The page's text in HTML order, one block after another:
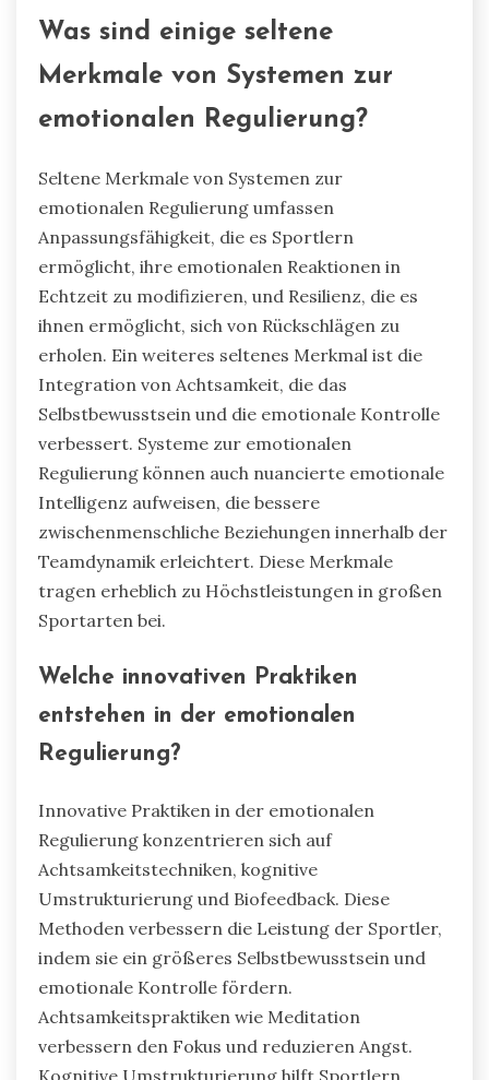
Was sind einige seltene
Merkmale von Systemen zur
emotionalen Regulierung?
Seltene Merkmale von Systemen zur
emotionalen Regulierung umfassen
Anpassungsfähigkeit, die es Sportlern
ermöglicht, ihre emotionalen Reaktionen in
Echtzeit zu modifizieren, und Resilienz, die es
ihnen ermöglicht, sich von Rückschlägen zu
erholen. Ein weiteres seltenes Merkmal ist die
Integration von Achtsamkeit, die das
Selbstbewusstsein und die emotionale Kontrolle
verbessert. Systeme zur emotionalen
Regulierung können auch nuancierte emotionale
Intelligenz aufweisen, die bessere
zwischenmenschliche Beziehungen innerhalb der
Teamdynamik erleichtert. Diese Merkmale
tragen erheblich zu Höchstleistungen in großen
Sportarten bei.
Welche innovativen Praktiken
entstehen in der emotionalen
Regulierung?
Innovative Praktiken in der emotionalen
Regulierung konzentrieren sich auf
Achtsamkeitstechniken, kognitive
Umstrukturierung und Biofeedback. Diese
Methoden verbessern die Leistung der Sportler,
indem sie ein größeres Selbstbewusstsein und
emotionale Kontrolle fördern.
Achtsamkeitspraktiken wie Meditation
verbessern den Fokus und reduzieren Angst.
Kognitive Umstrukturierung hilft Sportlern,